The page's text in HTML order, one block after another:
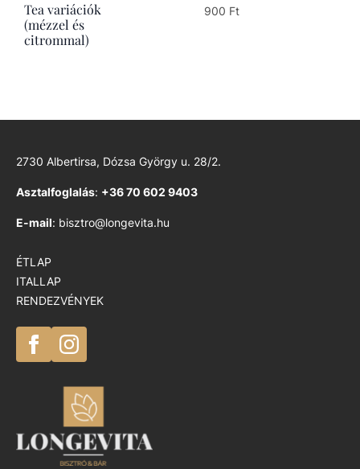
Tea variációk
(mézzel és
citrommal)
900 Ft
2730 Albertirsa, Dózsa György u. 28/2.
Asztalfoglalás: +36 70 602 9403
E-mail: bisztro@longevita.hu
ÉTLAP
ITALLAP
RENDEZVÉNYEK